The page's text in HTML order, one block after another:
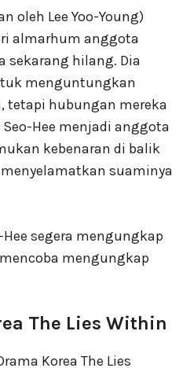
oleh Lee Yoo-Young)
almarhum anggota
sekarang hilang. Dia
menguntungkan
tetapi hubungan mereka
Hee menjadi anggota
kebenaran di balik
suaminya
segera mengungkap
mengungkap
The Lies Within